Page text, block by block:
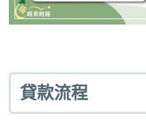
貸款流程